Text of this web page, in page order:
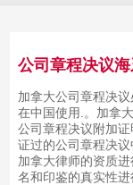
公司章程决议
加拿大公司章程决
在中国使用.。加拿
公司章程决议附加
证过的公司章程决
加拿大律师的资质
名和印鉴的真实性